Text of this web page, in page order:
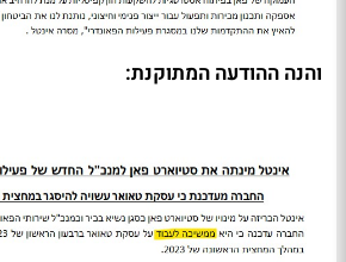
והנה ההודעה המתוקנת: